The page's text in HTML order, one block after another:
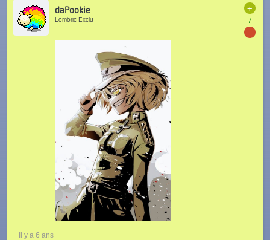
+
7
-
daPookie
Lombric Exclu
Il y a 6 ans